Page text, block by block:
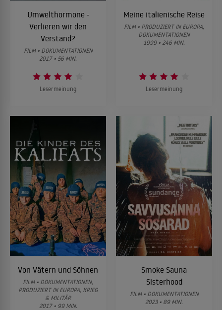
Umwelthormone -
Verlieren wir den
Verstand?
FILM • DOKUMENTATIONEN
2017 • 56 MIN.
Lesermeinung
Meine italienische Reise
FILM • PRODUZIERT IN EUROPA,
DOKUMENTATIONEN
1999 • 246 MIN.
Lesermeinung
Von Vätern und Söhnen
FILM • DOKUMENTATIONEN,
PRODUZIERT IN EUROPA, KRIEG
& MILITÄR
2017 • 99 MIN.
Smoke Sauna
Sisterhood
FILM • DOKUMENTATIONEN
2023 • 89 MIN.